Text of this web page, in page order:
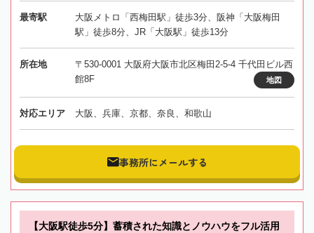
最寄駅
大阪メトロ「西梅田駅」徒歩3分、阪神「大阪梅田
駅」徒歩8分、JR「大阪駅」徒歩13分
所在地
〒530-0001 大阪府大阪市北区梅田2-5-4 千代田ビル西
館8F
地図
対応エリア 大阪、兵庫、京都、奈良、和歌山
事務所にメールする
【大阪駅徒歩5分】蓄積された知識とノウハウをフル活用